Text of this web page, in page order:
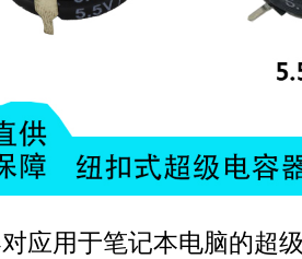
对应用于笔记本电脑的超